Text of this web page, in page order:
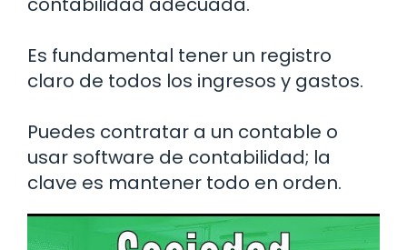
Es fundamental tener un registro
claro de todos los ingresos y gastos.
Puedes contratar a un contable o
usar software de contabilidad; la
clave es mantener todo en orden.